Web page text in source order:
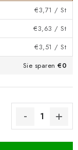
€3,71 / St
€3,63 / St
€3,51 / St
Sie sparen €0